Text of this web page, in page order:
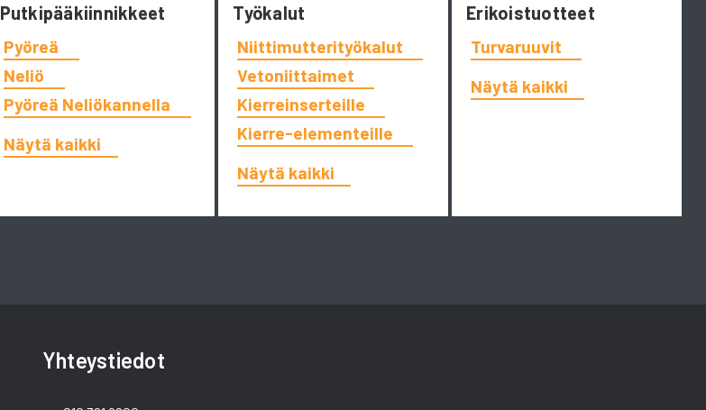
Putkipääkiinnikkeet
Pyöreä
Neliö
Pyöreä Neliökannella
Näytä kaikki
Työkalut
Niittimutterityökalut
Vetoniittaimet
Kierreinserteille
Kierre-elementeille
Näytä kaikki
Erikoistuotteet
Turvaruuvit
Näytä kaikki
Yhteystiedot